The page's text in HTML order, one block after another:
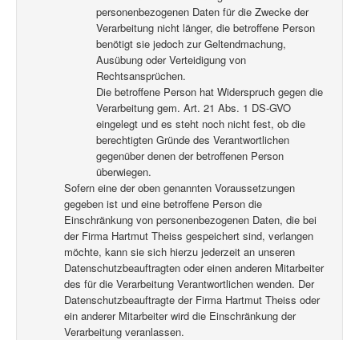
personenbezogenen Daten für die Zwecke der
Verarbeitung nicht länger, die betroffene Person
benötigt sie jedoch zur Geltendmachung,
Ausübung oder Verteidigung von
Rechtsansprüchen.
Die betroffene Person hat Widerspruch gegen die
Verarbeitung gem. Art. 21 Abs. 1 DS-GVO
eingelegt und es steht noch nicht fest, ob die
berechtigten Gründe des Verantwortlichen
gegenüber denen der betroffenen Person
überwiegen.
Sofern eine der oben genannten Voraussetzungen
gegeben ist und eine betroffene Person die
Einschränkung von personenbezogenen Daten, die bei
der Firma Hartmut Theiss gespeichert sind, verlangen
möchte, kann sie sich hierzu jederzeit an unseren
Datenschutzbeauftragten oder einen anderen Mitarbeiter
des für die Verarbeitung Verantwortlichen wenden. Der
Datenschutzbeauftragte der Firma Hartmut Theiss oder
ein anderer Mitarbeiter wird die Einschränkung der
Verarbeitung veranlassen.